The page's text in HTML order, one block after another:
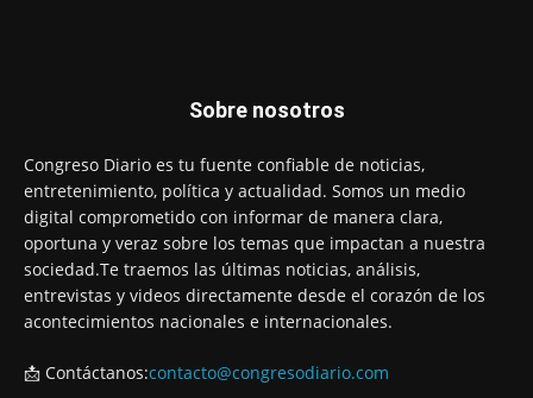
Sobre nosotros
Congreso Diario es tu fuente confiable de noticias,
entretenimiento, política y actualidad. Somos un medio
digital comprometido con informar de manera clara,
oportuna y veraz sobre los temas que impactan a nuestra
sociedad.Te traemos las últimas noticias, análisis,
entrevistas y videos directamente desde el corazón de los
acontecimientos nacionales e internacionales.
📩 Contáctanos:contacto@congresodiario.com